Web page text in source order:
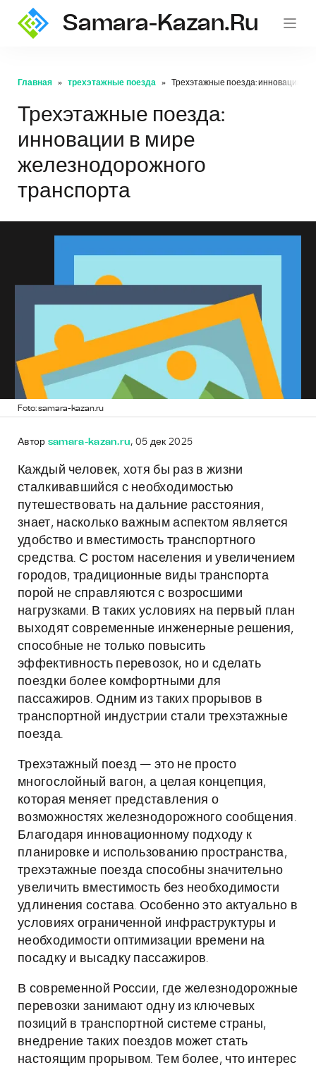
Samara-Kazan.ru
Главная трехэтажные поезда Трехэтажные поезда: инновации в
Трехэтажные поезда:
инновации в мире
железнодорожного
транспорта
Foto: samara-kazan.ru
Автор samara-kazan.ru, 05 дек 2025
Каждый человек, хотя бы раз в жизни
сталкивавшийся с необходимостью
путешествовать на дальние расстояния,
знает, насколько важным аспектом является
удобство и вместимость транспортного
средства. С ростом населения и увеличением
городов, традиционные виды транспорта
порой не справляются с возросшими
нагрузками. В таких условиях на первый план
выходят современные инженерные решения,
способные не только повысить
эффективность перевозок, но и сделать
поездки более комфортными для
пассажиров. Одним из таких прорывов в
транспортной индустрии стали трехэтажные
поезда.
Трехэтажный поезд — это не просто
многослойный вагон, а целая концепция,
которая меняет представления о
возможностях железнодорожного сообщения.
Благодаря инновационному подходу к
планировке и использованию пространства,
трехэтажные поезда способны значительно
увеличить вместимость без необходимости
удлинения состава. Особенно это актуально в
условиях ограниченной инфраструктуры и
необходимости оптимизации времени на
посадку и высадку пассажиров.
В современной России, где железнодорожные
перевозки занимают одну из ключевых
позиций в транспортной системе страны,
внедрение таких поездов может стать
настоящим прорывом. Тем более, что интерес